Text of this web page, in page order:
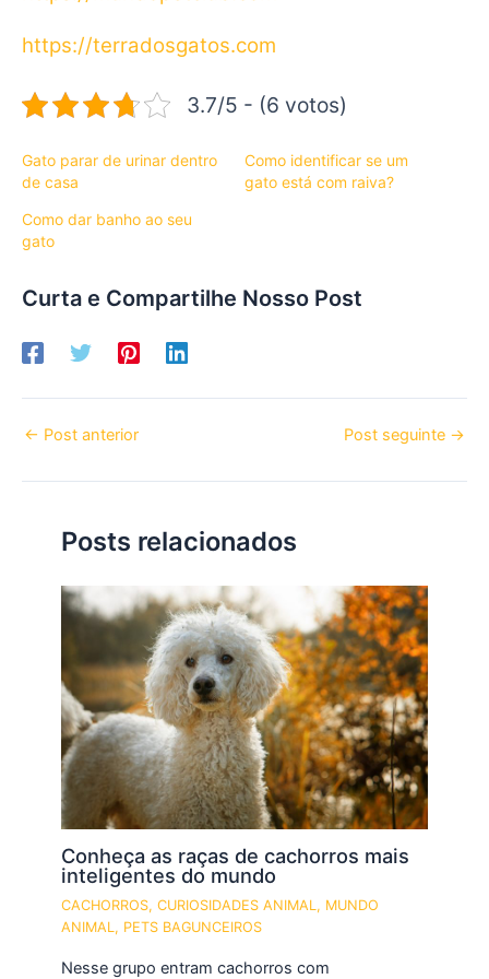
https://terradosgatos.com
3.7/5 - (6 votos)
Gato parar de urinar dentro
de casa
Como identificar se um
gato está com raiva?
Como dar banho ao seu
gato
Curta e Compartilhe Nosso Post
← Post anterior Post seguinte →
Posts relacionados
Conheça as raças de cachorros mais
inteligentes do mundo
CACHORROS,CURIOSIDADES ANIMAL, MUNDO
ANIMAL, PETS BAGUNCEIROS
Nesse grupo entram cachorros com